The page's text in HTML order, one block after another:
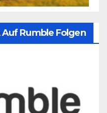
Auf Rumble Folgen